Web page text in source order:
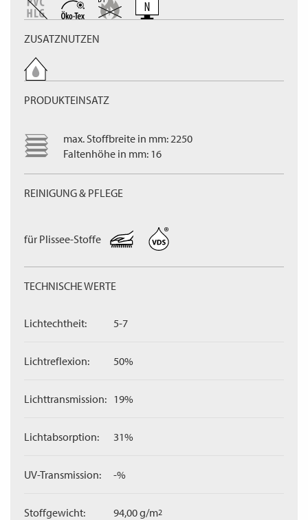
ZUSATZNUTZEN
PRODUKTEINSATZ
max. Stoffbreite in mm: 2250
Faltenhöhe in mm: 16
REINIGUNG & PFLEGE
für Plissee-Stoffe
TECHNISCHE WERTE
Lichtechtheit: 5-7
Lichtreflexion: 50%
Lichttransmission: 19%
Lichtabsorption: 31%
UV-Transmission: -%
Stoffgewicht: 94,00 g/m2